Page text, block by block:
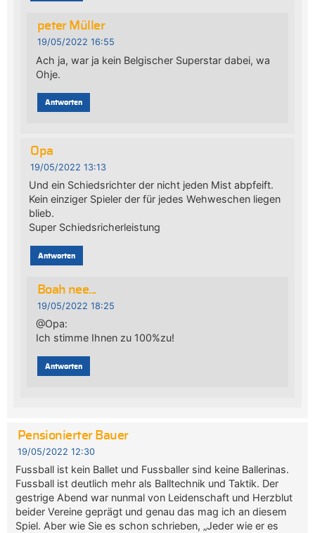
peter Müller
19/05/2022 16:55
Ach ja, war ja kein Belgischer Superstar dabei, wa
Ohje.
Antworten
Opa
19/05/2022 13:13
Und ein Schiedsrichter der nicht jeden Mist abpfeift.
Kein einziger Spieler der für jedes Wehweschen liegen
blieb.
Super Schiedsricherleistung
Antworten
Boah nee...
19/05/2022 18:25
@Opa:
Ich stimme Ihnen zu 100%zu!
Antworten
Pensionierter Bauer
19/05/2022 12:30
Fussball ist kein Ballet und Fussballer sind keine Ballerinas.
Fussball ist deutlich mehr als Balltechnik und Taktik. Der
gestrige Abend war nunmal von Leidenschaft und Herzblut
beider Vereine geprägt und genau das mag ich an diesem
Spiel. Aber wie Sie es schon schrieben, „Jeder wie er es